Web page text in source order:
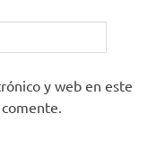
y web en este